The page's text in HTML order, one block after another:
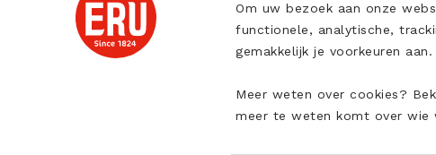
Om uw bezoek aan onze
functionele, analytische,
gemakkelijk je voorkeuren
Meer weten over cookies?
meer te weten komt over wie
VEELGESTELDE
VRAGEN
Privacy Statement
Algemene Verkoopvoorwaarden